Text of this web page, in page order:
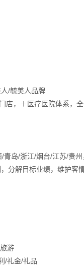
/毓美人品牌
店，＋医疗医院体系，
青岛/浙江/烟台/江苏/贵
分解目标业绩，维护客
游
/礼金/礼品